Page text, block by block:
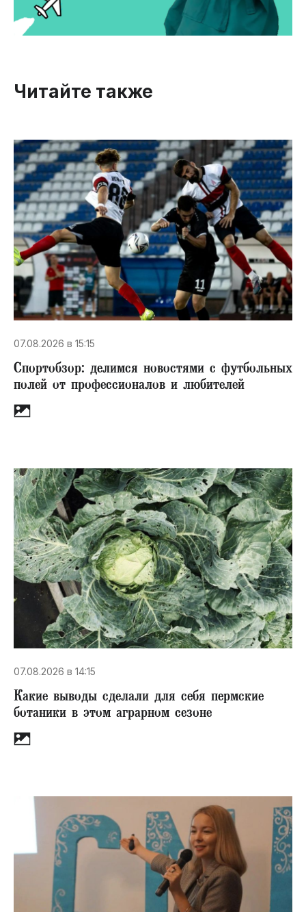
Читайте также
07.08.2026 в 15:15
Спортобзор: делимся новостями с футбольных
полей от профессионалов и любителей
07.08.2026 в 14:15
Какие выводы сделали для себя пермские
ботаники в этом аграрном сезоне